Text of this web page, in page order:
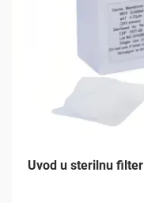
Uvod u sterilnu